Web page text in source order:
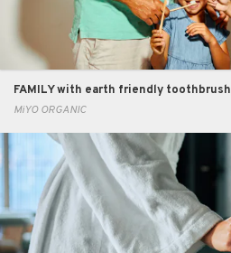
FAMILY with earth friendly toothbrush
MiYO ORGANIC